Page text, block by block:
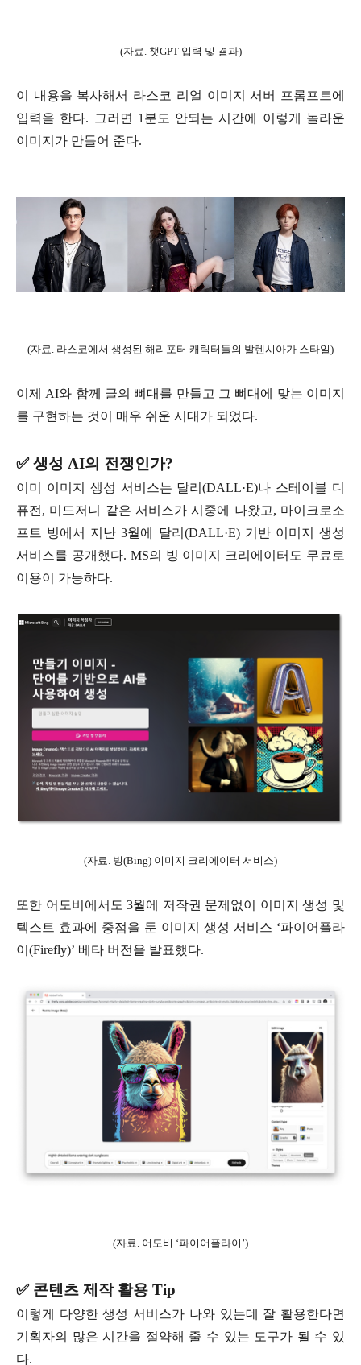
(자료. 챗GPT 입력 및 결과)
이 내용을 복사해서 라스코 리얼 이미지 서버 프롬프트에
입력을 한다. 그러면 1분도 안되는 시간에 이렇게 놀라운
이미지가 만들어 준다.
(자료. 라스코에서 생성된 해리포터 캐릭터들의 발렌시아가 스타일)
이제 AI와 함께 글의 뼈대를 만들고 그 뼈대에 맞는 이미지
를 구현하는 것이 매우 쉬운 시대가 되었다.
✅ 생성 AI의 전쟁인가?
이미 이미지 생성 서비스는 달리(DALL·E)나 스테이블 디
퓨전, 미드저니 같은 서비스가 시중에 나왔고, 마이크로소
프트 빙에서 지난 3월에 달리(DALL·E) 기반 이미지 생성
서비스를 공개했다. MS의 빙 이미지 크리에이터도 무료로
이용이 가능하다.
(자료. 빙(Bing) 이미지 크리에이터 서비스)
또한 어도비에서도 3월에 저작권 문제없이 이미지 생성 및
텍스트 효과에 중점을 둔 이미지 생성 서비스 ‘파이어플라
이(Firefly)’ 베타 버전을 발표했다.
(자료. 어도비 ‘파이어플라이’)
✅ 콘텐츠 제작 활용 Tip
이렇게 다양한 생성 서비스가 나와 있는데 잘 활용한다면
기획자의 많은 시간을 절약해 줄 수 있는 도구가 될 수 있
다.